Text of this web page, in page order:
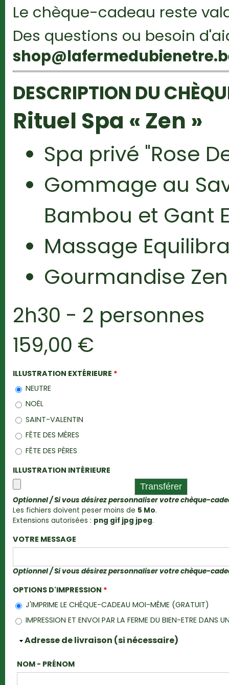
Le chèque-cadeau reste
Des questions ou besoin
DESCRIPTION DU
Rituel Spa « Zen »
Spa privé "Rose
Gommage au
Bambou et Gant
Massage
Gourmandise
2h30 - 2 personnes
159,00 €
ILLUSTRATION EXTÉRIEURE *
NEUTRE
NOËL
SAINT-VALENTIN
FÊTE DES MÈRES
FÊTE DES PÈRES
ILLUSTRATION INTÉRIEURE
Optionnel / Si vous désirez personnaliser votre chèque-
Les fichiers doivent peser moins de 5 Mo.
Extensions autorisées : png gif jpg jpeg.
VOTRE MESSAGE
Optionnel / Si vous désirez personnaliser votre chèque-
OPTIONS D'IMPRESSION *
J'IMPRIME LE CHÈQUE-CADEAU MOI-MÊME (GRATUIT)
IMPRESSION ET ENVOI PAR LA FERME DU BIEN-ETRE DANS
Masquer
Adresse de livraison (si nécessaire)
NOM - PRÉNOM